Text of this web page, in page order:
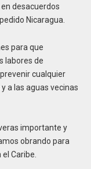
desacuerdos
Nicaragua.
para que
labores de
cualquier
a las aguas vecinas
importante y
obrando para
Caribe.